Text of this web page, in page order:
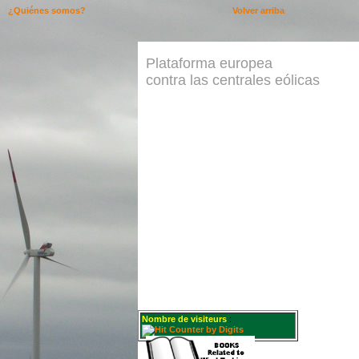
Plataforma europea
contra las centrales eólicas
Nombre de visiteurs :
Volver arriba
¿Quiénes somos?